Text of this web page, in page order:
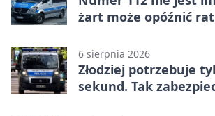
żart może opóźnić
6 sierpnia 2026
Złodziej potrzebuje
sekund. Tak